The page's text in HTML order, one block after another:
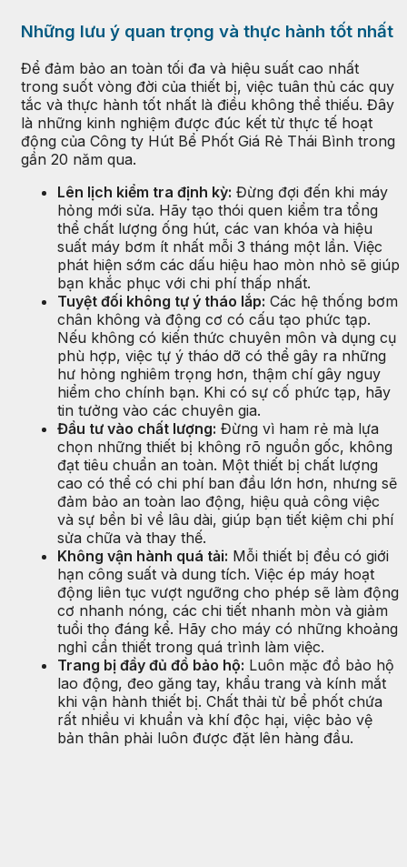
Những lưu ý quan trọng và thực hành tốt nhất
Để đảm bảo an toàn tối đa và hiệu suất cao nhất
trong suốt vòng đời của thiết bị, việc tuân thủ các quy
tắc và thực hành tốt nhất là điều không thể thiếu. Đây
là những kinh nghiệm được đúc kết từ thực tế hoạt
động của Công ty Hút Bể Phốt Giá Rẻ Thái Bình trong
gần 20 năm qua.
Lên lịch kiểm tra định kỳ: Đừng đợi đến khi máy
hỏng mới sửa. Hãy tạo thói quen kiểm tra tổng
thể chất lượng ống hút, các van khóa và hiệu
suất máy bơm ít nhất mỗi 3 tháng một lần. Việc
phát hiện sớm các dấu hiệu hao mòn nhỏ sẽ giúp
bạn khắc phục với chi phí thấp nhất.
Tuyệt đối không tự ý tháo lắp: Các hệ thống bơm
chân không và động cơ có cấu tạo phức tạp.
Nếu không có kiến thức chuyên môn và dụng cụ
phù hợp, việc tự ý tháo dỡ có thể gây ra những
hư hỏng nghiêm trọng hơn, thậm chí gây nguy
hiểm cho chính bạn. Khi có sự cố phức tạp, hãy
tin tưởng vào các chuyên gia.
Đầu tư vào chất lượng: Đừng vì ham rẻ mà lựa
chọn những thiết bị không rõ nguồn gốc, không
đạt tiêu chuẩn an toàn. Một thiết bị chất lượng
cao có thể có chi phí ban đầu lớn hơn, nhưng sẽ
đảm bảo an toàn lao động, hiệu quả công việc
và sự bền bỉ về lâu dài, giúp bạn tiết kiệm chi phí
sửa chữa và thay thế.
Không vận hành quá tải: Mỗi thiết bị đều có giới
hạn công suất và dung tích. Việc ép máy hoạt
động liên tục vượt ngưỡng cho phép sẽ làm động
cơ nhanh nóng, các chi tiết nhanh mòn và giảm
tuổi thọ đáng kể. Hãy cho máy có những khoảng
nghỉ cần thiết trong quá trình làm việc.
Trang bị đầy đủ đồ bảo hộ: Luôn mặc đồ bảo hộ
lao động, đeo găng tay, khẩu trang và kính mắt
khi vận hành thiết bị. Chất thải từ bể phốt chứa
rất nhiều vi khuẩn và khí độc hại, việc bảo vệ
bản thân phải luôn được đặt lên hàng đầu.